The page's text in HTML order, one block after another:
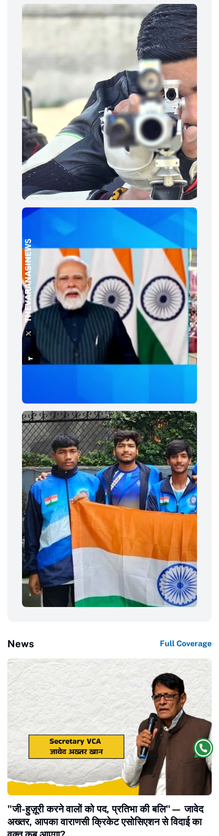
News Full Coverage
​"जी-हुज़ूरी करने वालों को पद, प्रतिभा की बलि"— जावेद
अख्तर, आपका वाराणसी क्रिकेट एसोसिएशन से विदाई का